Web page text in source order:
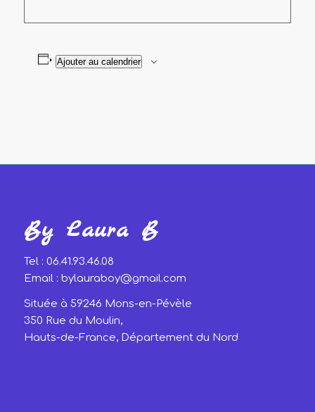
Ajouter au calendrier
By Laura B
Tel : 06.41.93.46.08
Email : bylauraboy@gmail.com
Située à 59246 Mons-en-Pévèle
350 Rue du Moulin,
Hauts-de-France, Département du Nord